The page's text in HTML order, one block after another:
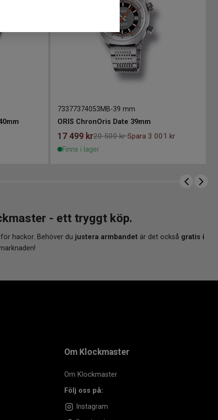
73377374053MB-39 mm
ORIS ChronOris Date 39mm
17 499 kr20 500 kr-Spara 3 001 kr
Finns i lager
- ett tryggt köp.
hackor. Behöver du justera armbandet är det också gratis i
Om Klockmaster
Om Klockmaster
Följ oss på:
Instagram